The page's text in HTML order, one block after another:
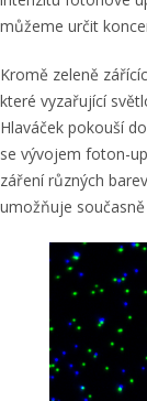
můžeme určit
Kromě zeleně
které vyzařující
Hlaváček pokouší
se vývojem foton-
záření různých
umožňuje